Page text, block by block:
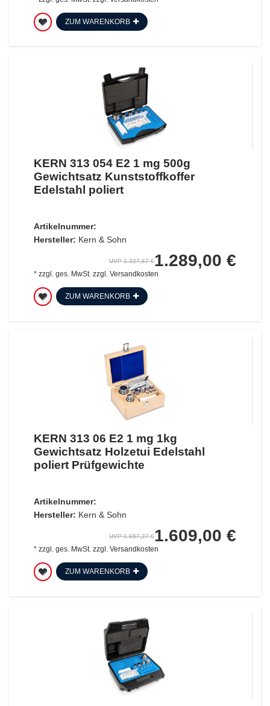
ZUM WARENKORB
KERN 313 054 E2 1 mg 500g
Gewichtsatz Kunststoffkoffer
Edelstahl poliert
Artikelnummer:
Hersteller: Kern & Sohn
UVP 1.327,67 €1.289,00 €
* zzgl. ges. MwSt.zzgl. Versandkosten
ZUM WARENKORB
KERN 313 06 E2 1 mg 1kg
Gewichtsatz Holzetui Edelstahl
poliert Prüfgewichte
Artikelnummer:
Hersteller: Kern & Sohn
UVP 1.657,27 €1.609,00 €
* zzgl. ges. MwSt.zzgl. Versandkosten
ZUM WARENKORB